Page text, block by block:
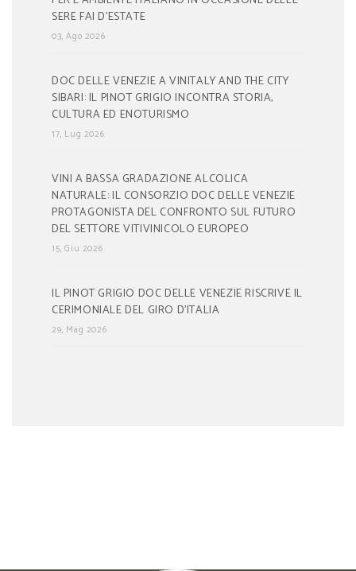
SERE FAI D’ESTATE
03, Ago 2026
DOC DELLE VENEZIE A VINITALY AND THE CITY
SIBARI: IL PINOT GRIGIO INCONTRA STORIA,
CULTURA ED ENOTURISMO
17, Lug 2026
VINI A BASSA GRADAZIONE ALCOLICA
NATURALE: IL CONSORZIO DOC DELLE VENEZIE
PROTAGONISTA DEL CONFRONTO SUL FUTURO
DEL SETTORE VITIVINICOLO EUROPEO
15, Giu 2026
IL PINOT GRIGIO DOC DELLE VENEZIE RISCRIVE IL
CERIMONIALE DEL GIRO D’ITALIA
29, Mag 2026